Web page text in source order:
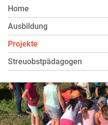
Home
Ausbildung
Projekte
Streuobstpädagogen